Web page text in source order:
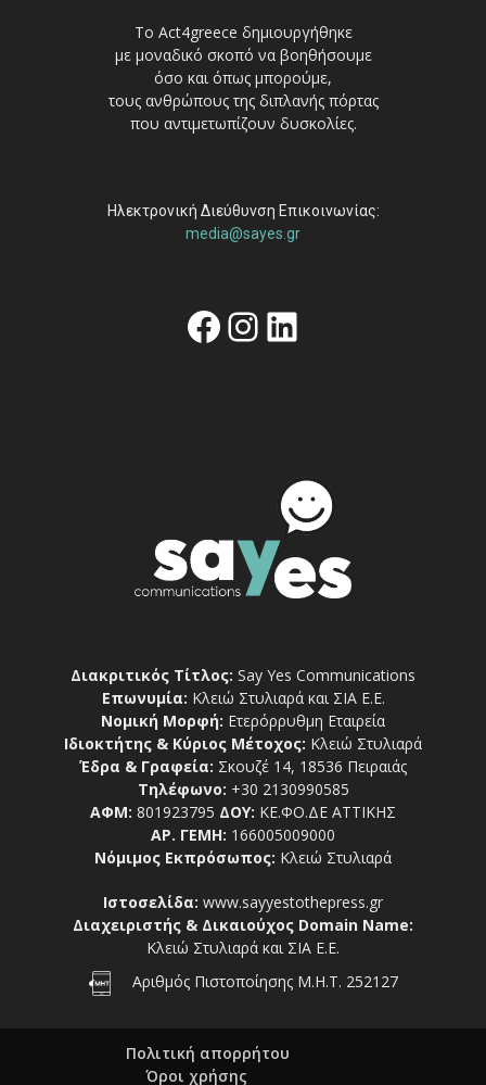
Το Act4greece δημιουργήθηκε
με μοναδικό σκοπό να βοηθήσουμε
όσο και όπως μπορούμε,
τους ανθρώπους της διπλανής πόρτας
που αντιμετωπίζουν δυσκολίες.
Ηλεκτρονική Διεύθυνση Επικοινωνίας:
media@sayes.gr
Facebook
Instagram
Linkedin
Διακριτικός Τίτλος: Say Yes Communications
Επωνυμία: Κλειώ Στυλιαρά και ΣΙΑ Ε.Ε.
Νομική Μορφή: Ετερόρρυθμη Εταιρεία
Ιδιοκτήτης & Κύριος Μέτοχος: Κλειώ Στυλιαρά
Έδρα & Γραφεία: Σκουζέ 14, 18536 Πειραιάς
Τηλέφωνο: +30 2130990585
ΑΦΜ: 801923795 ΔΟΥ: ΚΕ.ΦΟ.ΔΕ ΑΤΤΙΚΗΣ
ΑΡ. ΓΕΜΗ: 166005009000
Νόμιμος Εκπρόσωπος: Κλειώ Στυλιαρά
Ιστοσελίδα: www.sayyestothepress.gr
Διαχειριστής & Δικαιούχος Domain Name:
Κλειώ Στυλιαρά και ΣΙΑ Ε.Ε.
Αριθμός Πιστοποίησης Μ.Η.Τ. 252127
Πολιτική απορρήτου
Όροι χρήσης